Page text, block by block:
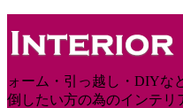
ォーム・引っ越し・DIYな
倒したい方の為のインテリ